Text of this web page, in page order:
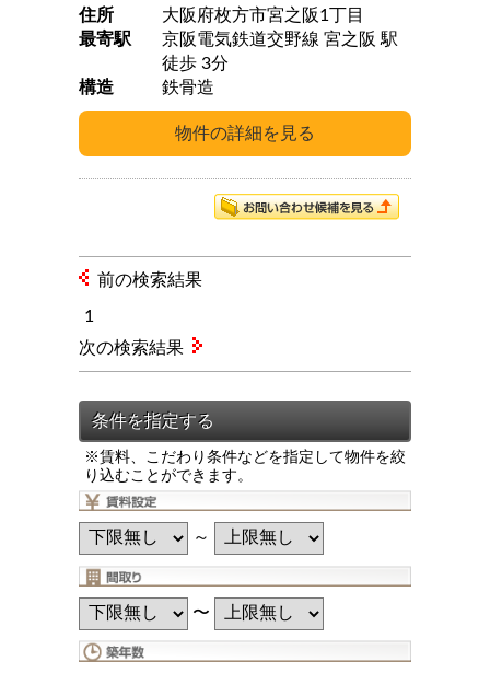
住所
大阪府枚方市宮之阪1丁目
最寄駅
京阪電気鉄道交野線 宮之阪 駅
徒歩 3分
構造
鉄骨造
前の検索結果
1
※賃料、こだわり条件などを指定して物件を絞
り込むことができます。
～
〜